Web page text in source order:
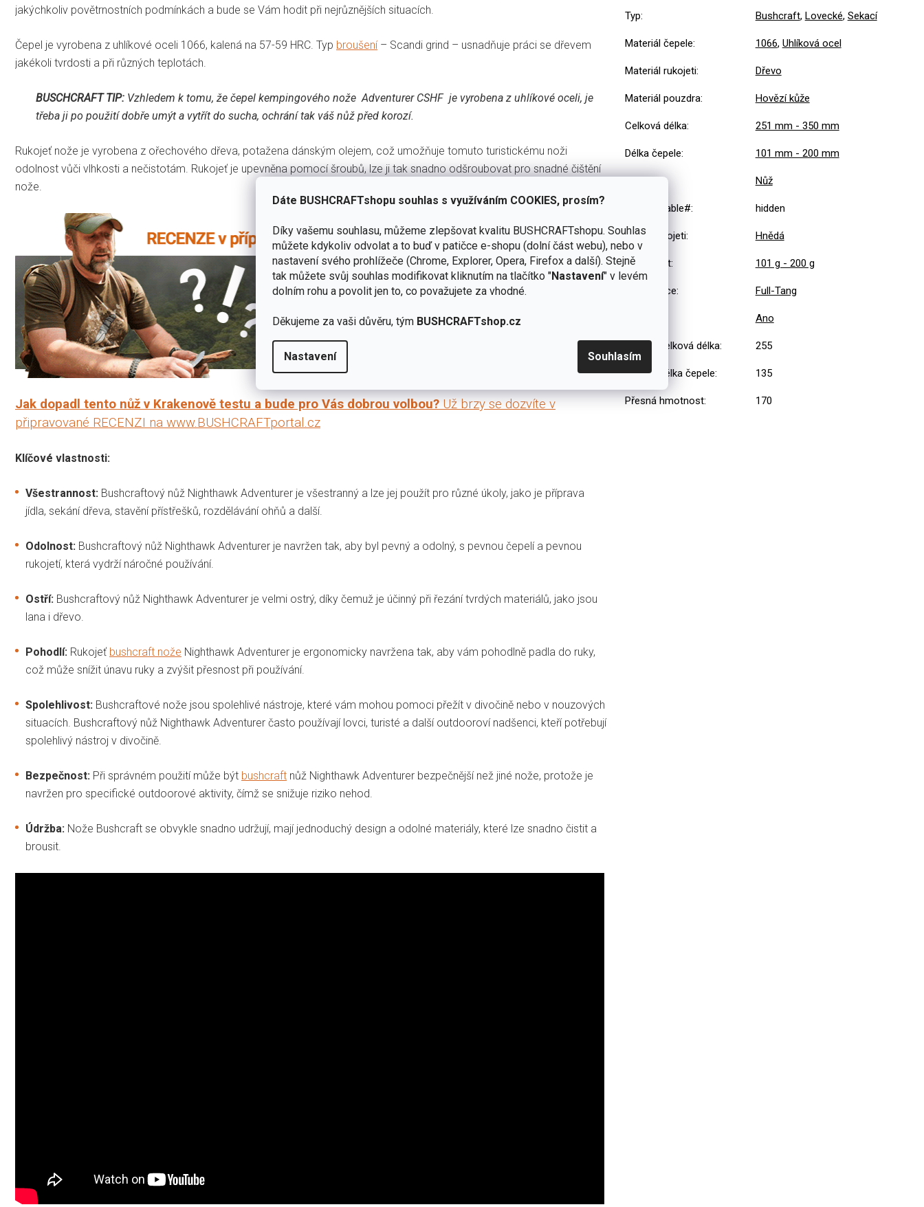
Dáte BUSHCRAFTshopu souhlas s využíváním COOKIES, prosím?
Díky vašemu souhlasu, můžeme zlepšovat kvalitu BUSHCRAFTshopu. Souhlas
můžete kdykoliv odvolat a to buď v patičce e-shopu (dolní část webu), nebo v
nastavení svého prohlížeče (Chrome, Explorer, Opera, Firefox a další). Stejně
tak můžete svůj souhlas modifikovat kliknutím na tlačítko "Nastavení" v levém
dolním rohu a povolit jen to, co považujete za vhodné.
Děkujeme za vaši důvěru, tým BUSHCRAFTshop.cz
Nastavení Souhlasím
jakýchkoliv povětrnostních podmínkách a bude se Vám hodit při nejrůznějších situacích.
Čepel je vyrobena z uhlíkové oceli 1066, kalená na 57-59 HRC. Typ broušení– Scandi grind – usnadňuje práci se dřevem
jakékoli tvrdosti a při různých teplotách.
BUSCHCRAFT TIP: Vzhledem k tomu, že čepel kempingového nožeAdventurer CSHFje vyrobena z uhlíkové oceli, je
třeba ji po použití dobře umýt a vytřít do sucha, ochrání tak váš nůž před korozí.
Rukojeť nože je vyrobena z ořechového dřeva, potažena dánským olejem, což umožňuje tomuto turistickému noži
odolnost vůči vlhkosti a nečistotám. Rukojeť je upevněna pomocí šroubů, lze ji tak snadno odšroubovat pro snadné čištění
nože.
Jak dopadl tento nůž v Krakenově testu a bude pro Vás dobrou volbou? Už brzy se dozvíte v
připravované RECENZI na www.BUSHCRAFTportal.cz
Klíčové vlastnosti:
Všestrannost: Bushcraftový nůž Nighthawk Adventurer je všestranný a lze jej použít pro různé úkoly, jako je příprava
jídla, sekání dřeva, stavění přístřešků, rozdělávání ohňů a další.
Odolnost: Bushcraftový nůž Nighthawk Adventurer je navržen tak, aby byl pevný a odolný, s pevnou čepelí a pevnou
rukojetí, která vydrží náročné používání.
Ostří: Bushcraftový nůž Nighthawk Adventurer je velmi ostrý, díky čemuž je účinný při řezání tvrdých materiálů, jako jsou
lana i dřevo.
Pohodlí: Rukojeť bushcraft nože Nighthawk Adventurer je ergonomicky navržena tak, aby vám pohodlně padla do ruky,
což může snížit únavu ruky a zvýšit přesnost při používání.
Spolehlivost: Bushcraftové nože jsou spolehlivé nástroje, které vám mohou pomoci přežít v divočině nebo v nouzových
situacích. Bushcraftový nůž Nighthawk Adventurer často používají lovci, turisté a další outdooroví nadšenci, kteří potřebují
spolehlivý nástroj v divočině.
Bezpečnost: Při správném použití může být bushcraft nůž Nighthawk Adventurer bezpečnější než jiné nože, protože je
navržen pro specifické outdoorové aktivity, čímž se snižuje riziko nehod.
Údržba: Nože Bushcraft se obvykle snadno udržují, mají jednoduchý design a odolné materiály, které lze snadno čistit a
brousit.
Typ: Bushcraft, Lovecké, Sekací
Materiál čepele: 1066, Uhlíková ocel
Materiál rukojeti: Dřevo
Materiál pouzdra: Hovězí kůže
Celková délka: 251 mm - 350 mm
Délka čepele: 101 mm - 200 mm
Výbava: Nůž
#sizes_table#: hidden
Barva rukojeti: Hnědá
Hmotnost: 101 g - 200 g
Konstrukce: Full-Tang
Ano
Přesná celková délka: 255
Přesná délka čepele: 135
Přesná hmotnost: 170